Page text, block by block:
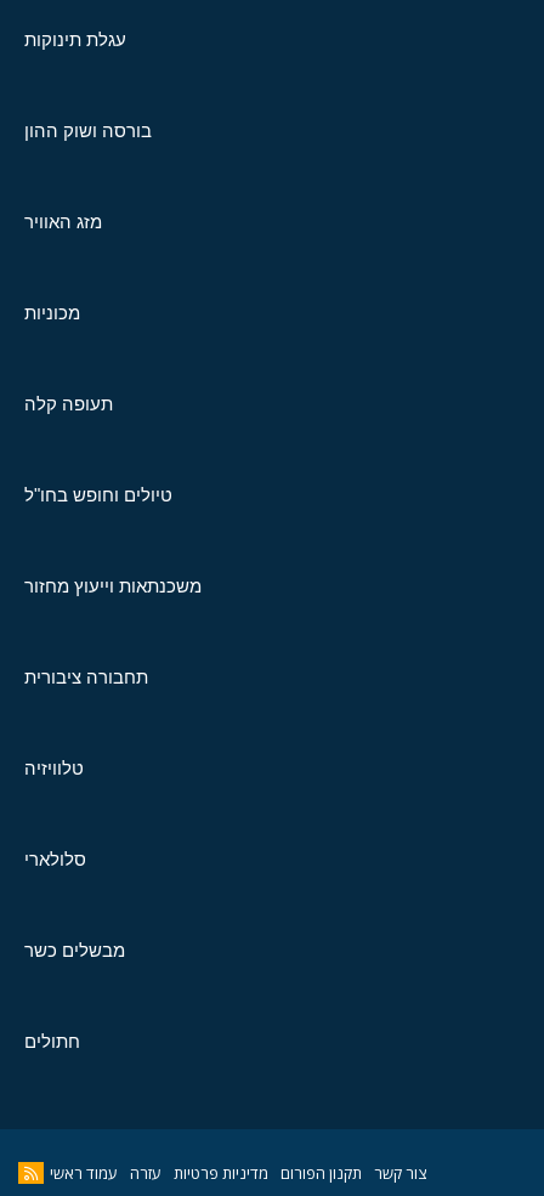
עגלת תינוקות
בורסה ושוק ההון
מזג האוויר
מכוניות
תעופה קלה
טיולים וחופש בחו"ל
משכנתאות וייעוץ מחזור
תחבורה ציבורית
טלוויזיה
סלולארי
מבשלים כשר
חתולים
צור קשר תקנון הפורום מדיניות פרטיות עזרה עמוד ראשי